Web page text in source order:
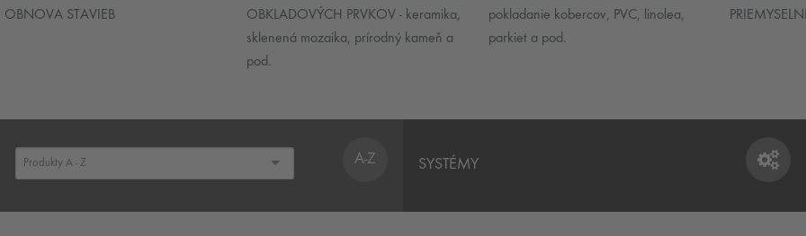
OBNOVA STAVIEB
OBKLADOVÝCH PRVKOV - keramika,
sklenená mozaika, prírodný kameň a
pod.
pokladanie kobercov, PVC, linolea,
parkiet a pod.
A-Z SYSTÉMY